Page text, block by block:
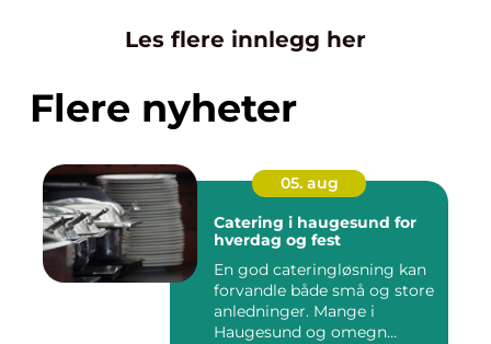
Les flere innlegg her
Flere nyheter
05. aug
Catering i haugesund for
hverdag og fest
En god cateringløsning kan
forvandle både små og store
anledninger. Mange i
Haugesund og omegn